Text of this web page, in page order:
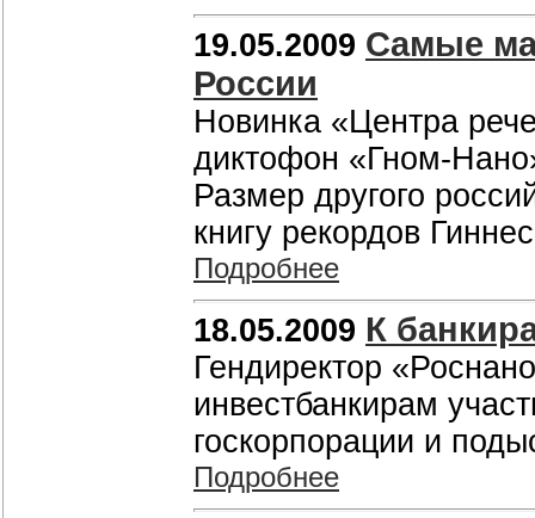
19.05.2009 Самые
России
Новинка «Центра
диктофон «Гном-
Размер другого
книгу рекордов
Подробнее
18.05.2009 К
Гендиректор
инвестбанкирам
госкорпорации и
Подробнее